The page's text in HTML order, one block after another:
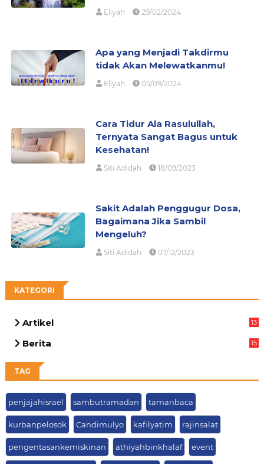
Eliyah 29/02/2024
Apa yang Menjadi Takdirmu
tidak Akan Melewatkanmu!
Eliyah 05/09/2024
Cara Tidur Ala Rasulullah,
Ternyata Sangat Bagus untuk
Kesehatan!
Siti Adidah 18/09/2023
Sakit Adalah Penggugur Dosa,
Bagaimana Jika Sambil
Mengeluh?
Siti Adidah 07/12/2023
KATEGORI
Artikel
13
Berita
15
TAG
penjajahisrael sambutramadan tamanbaca
kurbanpelosok Candimulyo kafilyatim rajinsalat
pengentasankemiskinan athiyahbinkhalaf event